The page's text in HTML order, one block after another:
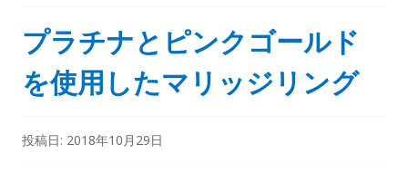
プラチナとピンクゴールド
を使用したマリッジリング
投稿日: 2018年10月29日